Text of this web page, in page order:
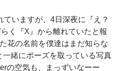
ていますが、4日深夜に『え？
く『X』から離れていたと報
花の名前を僕達はまだ知らな
緒にポーズを取っている写真
の空気も、まっずいなーー